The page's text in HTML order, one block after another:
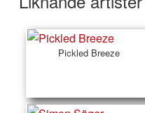
Pickled Breeze